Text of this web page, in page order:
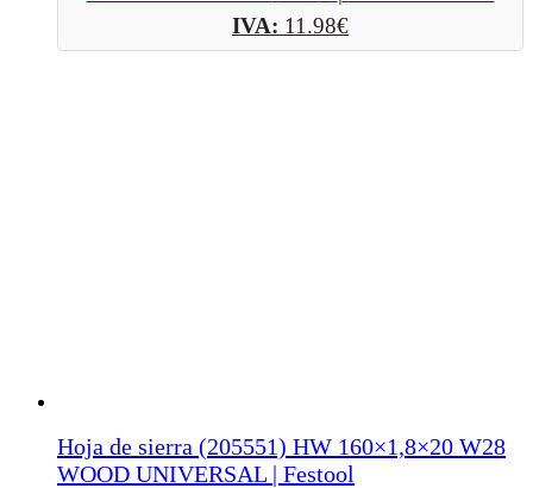
IVA: 11.98€
Hoja de sierra (205551) HW 160×1,8×20 W28
WOOD UNIVERSAL | Festool